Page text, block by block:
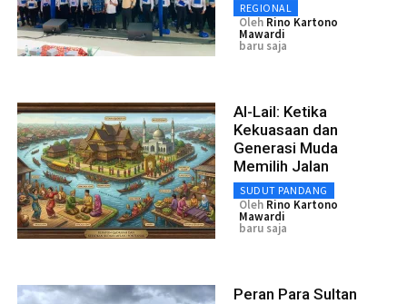
REGIONAL
Oleh Rino Kartono
Mawardi
baru saja
Al-Lail: Ketika
Kekuasaan dan
Generasi Muda
Memilih Jalan
SUDUT PANDANG
Oleh Rino Kartono
Mawardi
baru saja
Peran Para Sultan